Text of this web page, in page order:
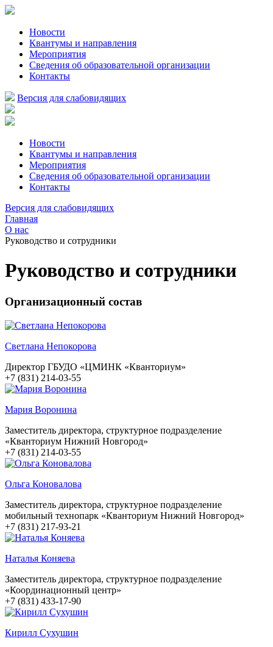
Новости
Квантумы и направления
Мероприятия
Сведения об образовательной организации
Контакты
Версия для слабовидящих
Новости
Квантумы и направления
Мероприятия
Сведения об образовательной организации
Контакты
Версия для слабовидящих
Главная
О нас
Руководство и сотрудники
Руководство и сотрудники
Организационный состав
Светлана Непокорова
Директор ГБУДО «ЦМИНК «Кванториум»
+7 (831) 214-03-55
Мария Воронина
Заместитель директора, структурное подразделение
«Кванториум Нижний Новгород»
+7 (831) 214-03-55
Ольга Коновалова
Заместитель директора, структурное подразделение
мобильный технопарк «Кванториум Нижний Новгород»
+7 (831) 217-93-21
Наталья Коняева
Заместитель директора, структурное подразделение
«Координационный центр»
+7 (831) 433-17-90
Кирилл Сухушин